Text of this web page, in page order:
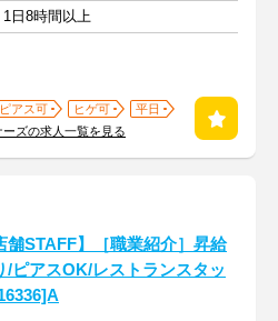
日8時間以上
ピアス可 ヒゲ可
平日
ズの求人一覧を見る
舗STAFF】［職業紹介］昇給
/ピアスOK/レストランスタッ